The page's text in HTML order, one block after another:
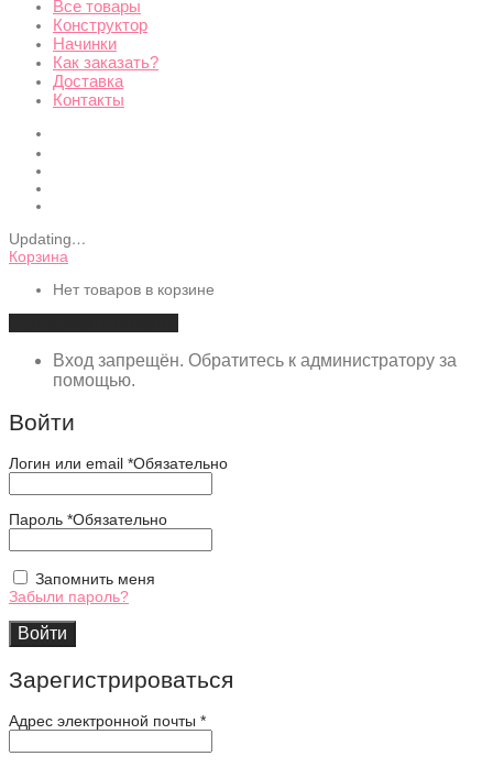
Все товары
Конструктор
Начинки
Как заказать?
Доставка
Контакты
Updating…
Корзина
Нет товаров в корзине
Вход запрещён. Обратитесь к администратору за
помощью.
Войти
Логин или email *Обязательно
Пароль *Обязательно
Запомнить меня
Забыли пароль?
Войти
Зарегистрироваться
Адрес электронной почты *